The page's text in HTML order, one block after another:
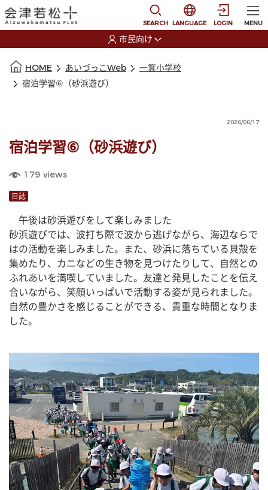
SEARCH
選択すると言語の切
LANGUAGE LOGIN MENU
市民向け
HOME あいづっこWeb
一箕小学校
宿泊学習⑥（砂浜遊び）
2026/06/17
宿泊学習⑥（砂浜遊び）
179 views
日誌
午後は砂浜遊びをして楽しみました
砂浜遊びでは、波打ち際で波から逃げながら、海辺ならで
はの活動を楽しみました。また、砂浜に落ちている貝殻を
集めたり、カニなどの生き物を見つけたりして、自然との
ふれあいを満喫していました。友達と発見したことを伝え
合いながら、笑顔いっぱいで活動する姿が見られました。
自然の豊かさを感じることができる、貴重な時間となりま
した。